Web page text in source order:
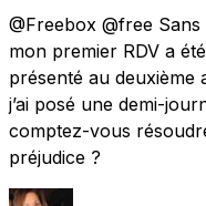
@Freebox @free
mon premier RDV a
présenté au deuxième
j’ai posé une demi-
comptez-vous
préjudice ?